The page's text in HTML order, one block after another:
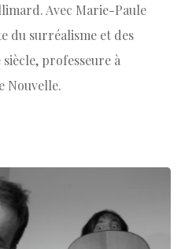
Avec Marie-Paule
du surréalisme et des
professeure à
Nouvelle.